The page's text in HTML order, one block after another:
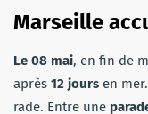
Marseille
Le 08 mai, en fin de
après 12 jours en
rade. Entre une